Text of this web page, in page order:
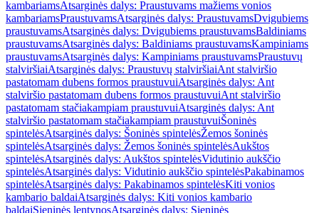
kambariamsAtsarginės dalys: Praustuvams mažiems vonios
kambariamsPraustuvamsAtsarginės dalys: PraustuvamsDvigubiems
praustuvamsAtsarginės dalys: Dvigubiems praustuvamsBaldiniams
praustuvamsAtsarginės dalys: Baldiniams praustuvamsKampiniams
praustuvamsAtsarginės dalys: Kampiniams praustuvamsPraustuvų
stalviršiaiAtsarginės dalys: Praustuvų stalviršiaiAnt stalviršio
pastatomam dubens formos praustuvuiAtsarginės dalys: Ant
stalviršio pastatomam dubens formos praustuvuiAnt stalviršio
pastatomam stačiakampiam praustuvuiAtsarginės dalys: Ant
stalviršio pastatomam stačiakampiam praustuvuiŠoninės
spintelėsAtsarginės dalys: Šoninės spintelėsŽemos šoninės
spintelėsAtsarginės dalys: Žemos šoninės spintelėsAukštos
spintelėsAtsarginės dalys: Aukštos spintelėsVidutinio aukščio
spintelėsAtsarginės dalys: Vidutinio aukščio spintelėsPakabinamos
spintelėsAtsarginės dalys: Pakabinamos spintelėsKiti vonios
kambario baldaiAtsarginės dalys: Kiti vonios kambario
baldaiSieninės lentynosAtsarginės dalys: Sieninės